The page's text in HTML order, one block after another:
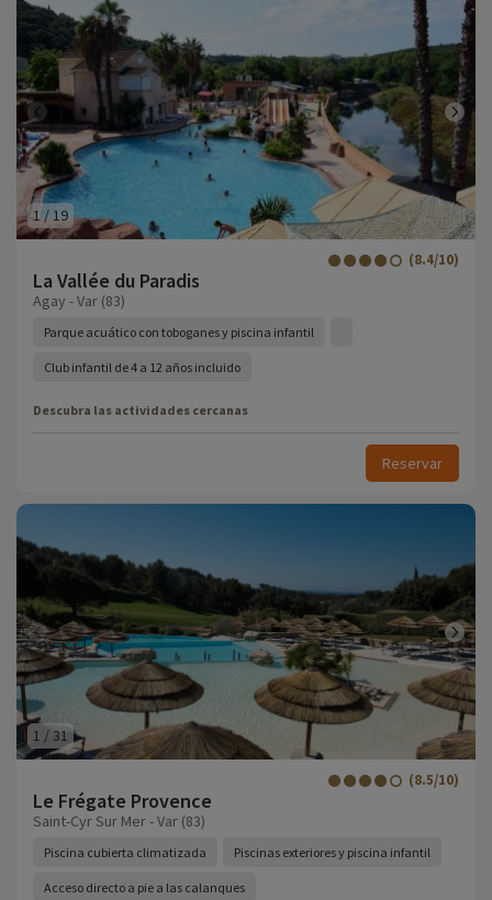
1 /19
La Vallée du Paradis
(8.4/10)
Agay - Var (83)
Parque acuático con toboganes y piscina infantil
Club infantil de 4 a 12 años incluido
Descubra las actividades cercanas
Reservar
1 /31
Le Frégate Provence
(8.5/10)
Saint-Cyr Sur Mer - Var (83)
Piscina cubierta climatizada Piscinas exteriores y piscina infantil
Acceso directo a pie a las calanques